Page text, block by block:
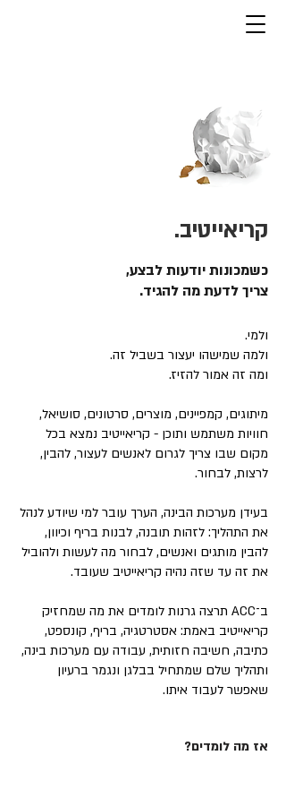
קריאייטיב.
כשמכונות יודעות לבצע,
צריך לדעת מה להגיד.
ולמי.
ולמה שמישהו יעצור בשביל זה.
ומה זה אמור להזיז.
מיתוגים, קמפיינים, מוצרים, סרטונים, סושיאל,
חוויות משתמש ותוכן - קריאייטיב נמצא בכל
מקום שבו צריך לגרום לאנשים לעצור, להבין,
לרצות, לבחור.
בעידן מערכות הבינה, הערך עובר למי שיודע לנהל
את התהליך: לזהות תובנה, לבנות בריף וכיוון,
להבין מותגים ואנשים, לבחור מה לעשות ולהוביל
את זה עד שזה נהיה קריאייטיב שעובד.
ב־ACC תרצה גרנות לומדים את מה שמחזיק
קריאייטיב באמת: אסטרטגיה, בריף, קונספט,
כתיבה, חשיבה חזותית, עבודה עם מערכות בינה,
ותהליך שלם שמתחיל בבלגן ונגמר ברעיון
שאפשר לעבוד איתו.
אז מה לומדים?